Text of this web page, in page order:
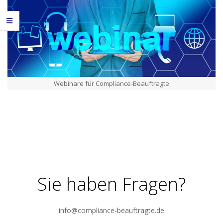
Webinare für Compliance-Beauftragte
Sie haben Fragen?
info@compliance-beauftragte.de